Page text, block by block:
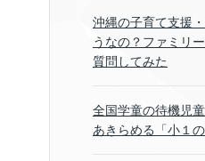
沖縄の子育て支援
うなの？ファミリ
質問してみた
全国学童の待機児
あきらめる「小１